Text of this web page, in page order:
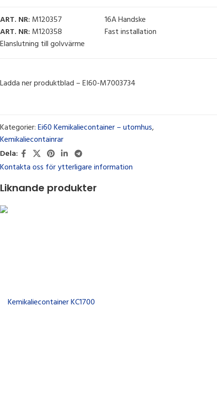
ART. NR: M120357 16A Handske
ART. NR: M120358 Fast installation
Elanslutning till golvvärme
Ladda ner produktblad – EI60-M7003734
Kategorier:Ei60 Kemikaliecontainer – utomhus,
Kemikaliecontainrar
Dela:
Kontakta oss för ytterligare information
Liknande produkter